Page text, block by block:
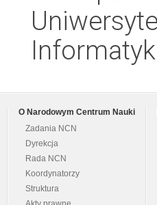
O Narodowym Centrum Nauki
Zadania NCN
Dyrekcja
Rada NCN
Koordynatorzy
Struktura